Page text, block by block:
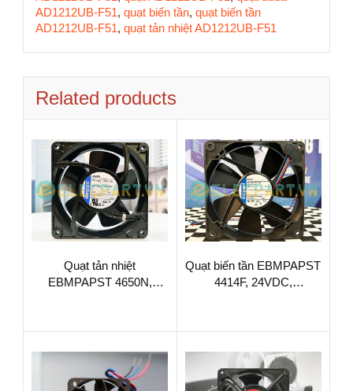
AD1212UB-F51, quạt biến tần, quạt biến tần
AD1212UB-F51, quạt tản nhiệt AD1212UB-F51
Related products
Quạt tản nhiệt
EBMPAPST 4650N,
Quạt biến tần EBMPAPST
4414F, 24VDC,